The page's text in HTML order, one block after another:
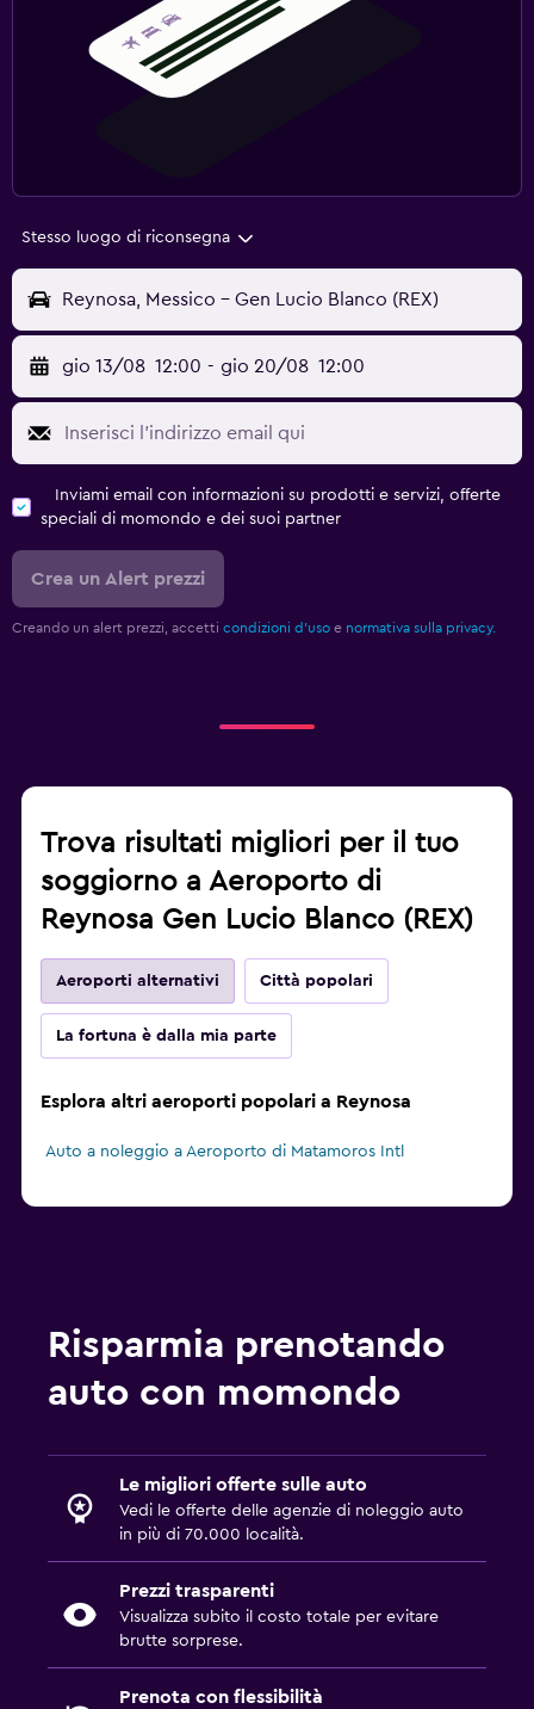
Stesso luogo di riconsegna
Reynosa, Messico - Gen Lucio Blanco (REX)
gio 13/08 12:00 - gio 20/08 12:00
Inviami email con informazioni su prodotti e servizi, offerte
speciali di momondo e dei suoi partner
Crea un Alert prezzi
Creando un alert prezzi, accetti condizioni d'uso e normativa sulla privacy.
Trova risultati migliori per il tuo
soggiorno a Aeroporto di
Reynosa Gen Lucio Blanco (REX)
Aeroporti alternativi Città popolari
La fortuna è dalla mia parte
Esplora altri aeroporti popolari a Reynosa
Auto a noleggio a Aeroporto di Matamoros Intl
Risparmia prenotando
auto con momondo
Le migliori offerte sulle auto
Vedi le offerte delle agenzie di noleggio auto
in più di 70.000 località.
Prezzi trasparenti
Visualizza subito il costo totale per evitare
brutte sorprese.
Prenota con flessibilità